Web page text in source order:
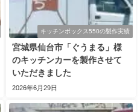
キッチンボックス550の製作実績
宮城県仙台市「ぐうまる」様
のキッチンカーを製作させて
いただきました
2026年6月29日